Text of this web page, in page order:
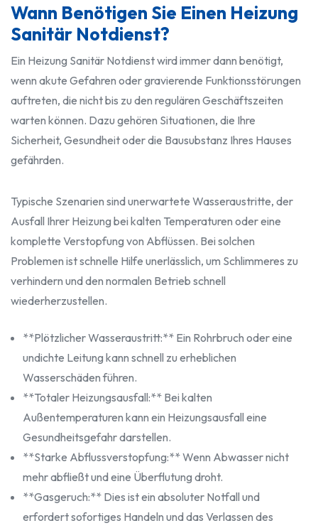
Wann Benötigen Sie Einen Heizung
Sanitär Notdienst?
Ein Heizung Sanitär Notdienst wird immer dann benötigt,
wenn akute Gefahren oder gravierende Funktionsstörungen
auftreten, die nicht bis zu den regulären Geschäftszeiten
warten können. Dazu gehören Situationen, die Ihre
Sicherheit, Gesundheit oder die Bausubstanz Ihres Hauses
gefährden.
Typische Szenarien sind unerwartete Wasseraustritte, der
Ausfall Ihrer Heizung bei kalten Temperaturen oder eine
komplette Verstopfung von Abflüssen. Bei solchen
Problemen ist schnelle Hilfe unerlässlich, um Schlimmeres zu
verhindern und den normalen Betrieb schnell
wiederherzustellen.
**Plötzlicher Wasseraustritt:** Ein Rohrbruch oder eine
undichte Leitung kann schnell zu erheblichen
Wasserschäden führen.
**Totaler Heizungsausfall:** Bei kalten
Außentemperaturen kann ein Heizungsausfall eine
Gesundheitsgefahr darstellen.
**Starke Abflussverstopfung:** Wenn Abwasser nicht
mehr abfließt und eine Überflutung droht.
**Gasgeruch:** Dies ist ein absoluter Notfall und
erfordert sofortiges Handeln und das Verlassen des